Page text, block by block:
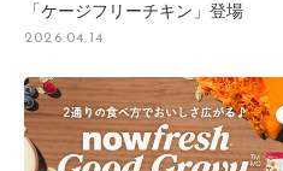
「ケージフリーチキン」登場
2026.04.14